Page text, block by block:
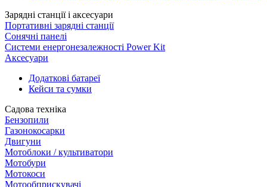
Зарядні станції і аксесуари
Портативні зарядні станції
Сонячні панелі
Системи енергонезалежності Power Kit
Аксесуари
Додаткові батареї
Кейси та сумки
Садова техніка
Бензопили
Газонокосарки
Двигуни
Мотоблоки / культиватори
Мотобури
Мотокоси
Мотообприскувачі